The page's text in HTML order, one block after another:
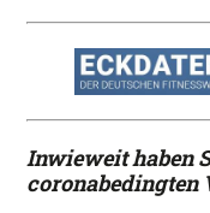
Inwieweit haben
coronabedingten